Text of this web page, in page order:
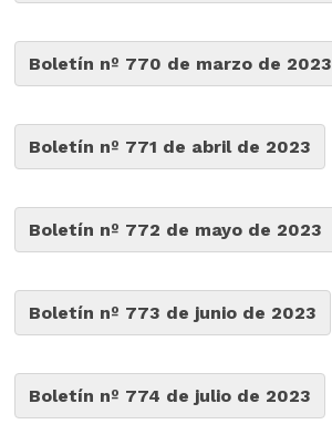
Boletín nº 770 de marzo de 2023
Boletín nº 771 de abril de 2023
Boletín nº 772 de mayo de 2023
Boletín nº 773 de junio de 2023
Boletín nº 774 de julio de 2023